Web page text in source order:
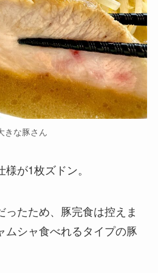
きな豚さん
が1枚ズドン。
ったため、豚完食は控えま
ムシャ食べれるタイプの豚